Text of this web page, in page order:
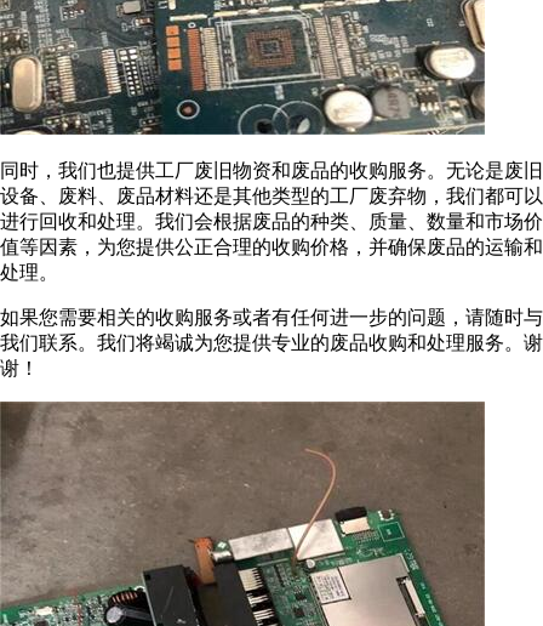
同时，我们也提供工厂废旧物资和废品的收购服务。无论是废旧
设备、废料、废品材料还是其他类型的工厂废弃物，我们都可以
进行回收和处理。我们会根据废品的种类、质量、数量和市场价
值等因素，为您提供公正合理的收购价格，并确保废品的运输和
处理。
如果您需要相关的收购服务或者有任何进一步的问题，请随时与
我们联系。我们将竭诚为您提供专业的废品收购和处理服务。谢
谢！